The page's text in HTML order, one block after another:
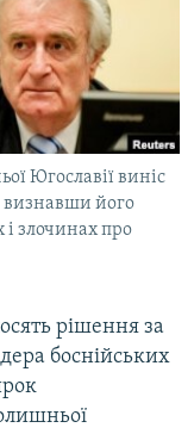
Югославії виніс
визнавши його
злочинах про
рішення за
боснійських